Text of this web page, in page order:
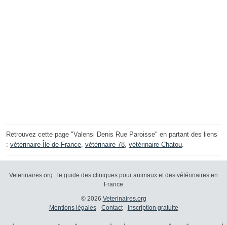
Retrouvez cette page "Valensi Denis Rue Paroisse" en partant des liens
: vétérinaire Île-de-France vétérinaire 78 vétérinaire Chatou
Veterinaires.org : le guide des cliniques pour animaux et des vétérinaires en
France
© 2026 Veterinaires.org
Mentions légales- Contact- Inscription gratuite